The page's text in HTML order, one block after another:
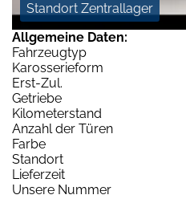
Standort Zentrallager
Allgemeine Daten:
Fahrzeugtyp
Karosserieform
Erst-Zul.
Getriebe
Kilometerstand
Anzahl der Türen
Farbe
Standort
Lieferzeit
Unsere Nummer